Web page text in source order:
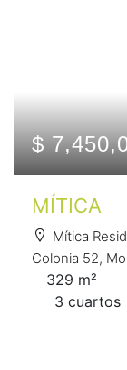
$
MÍTICA
Mítica
Colonia 52,
329 m²
3 сuartos